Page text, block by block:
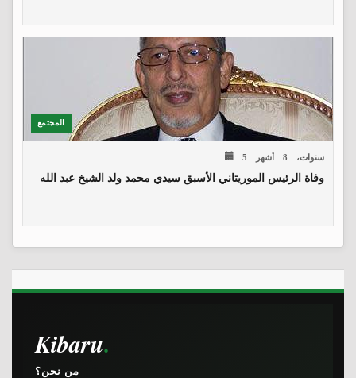
المجتمع
5 سنوات، 8 أشهر
وفاة الرئيس الموريتاني الأسبق سيدي محمد ولد الشيخ عبد الله
Kibaru
من نحن؟